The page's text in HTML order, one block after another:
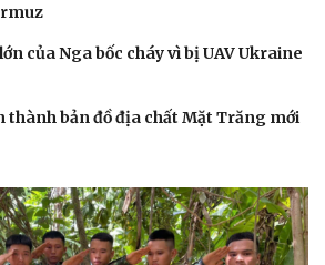
Sành điệu
Chuyển đổi số
của Nga bốc cháy vì bị UAV Ukraine
thành bản đồ địa chất Mặt Trăng mới